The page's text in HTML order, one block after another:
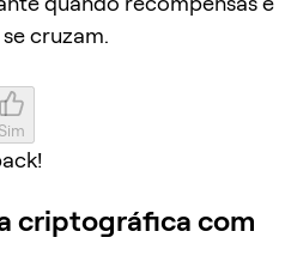
cruzam.
Sim
criptográfica com